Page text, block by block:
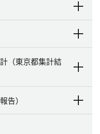
（東京都集計結
告）